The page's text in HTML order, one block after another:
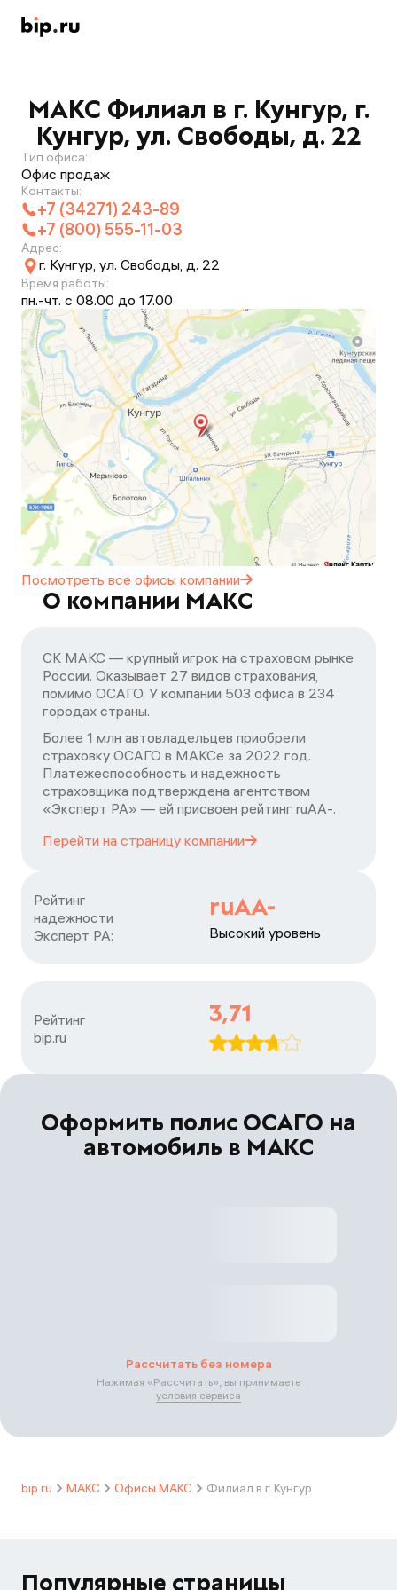
МАКС Филиал в г. Кунгур, г.
Кунгур, ул. Свободы, д. 22
Тип офиса:
Офис продаж
Контакты:
+7 (34271) 243-89
+7 (800) 555-11-03
Адрес:
г. Кунгур, ул. Свободы, д. 22
Время работы:
пн.-чт. с 08.00 до 17.00
Посмотреть все офисы компании
О компании МАКС
СК МАКС — крупный игрок на страховом рынке
России. Оказывает 27 видов страхования,
помимо ОСАГО. У компании 503 офиса в 234
городах страны.
Более 1 млн автовладельцев приобрели
страховку ОСАГО в МАКСе за 2022 год.
Платежеспособность и надежность
страховщика подтверждена агентством
«Эксперт РА» — ей присвоен рейтинг ruАA-.
Перейти на страницу компании
Рейтинг
надежности
Эксперт РА:
ruAA-
Высокий уровень
Рейтинг
bip.ru
3,71
Оформить полис ОСАГО на
автомобиль в МАКС
Рассчитать без номера
Нажимая «Рассчитать», вы принимаете
условия сервиса
bip.ru МАКС Офисы МАКС Филиал в г. Кунгур
Популярные страницы